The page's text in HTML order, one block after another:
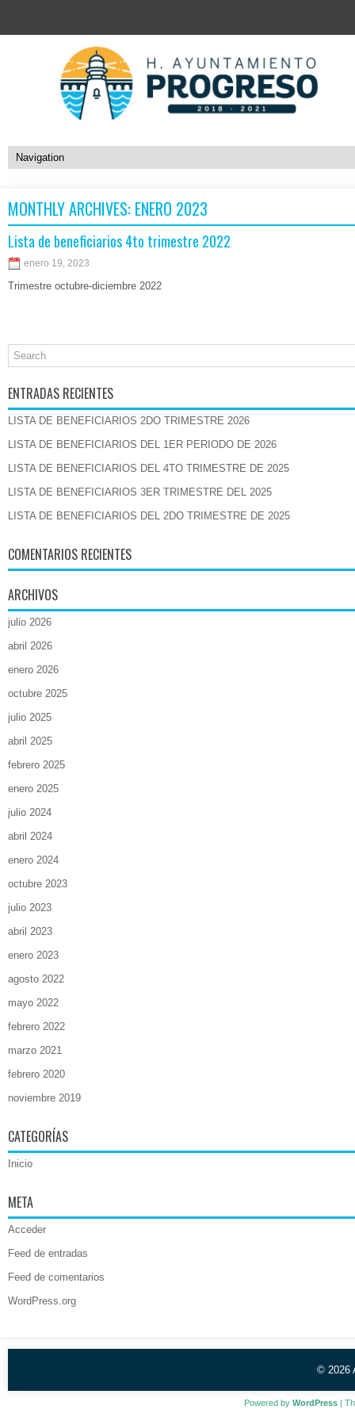
MONTHLY ARCHIVES: ENERO 2023
Lista de beneficiarios 4to trimestre 2022
enero 19, 2023
Trimestre octubre-diciembre 2022
ENTRADAS RECIENTES
LISTA DE BENEFICIARIOS 2DO TRIMESTRE 2026
LISTA DE BENEFICIARIOS DEL 1ER PERIODO DE 2026
LISTA DE BENEFICIARIOS DEL 4TO TRIMESTRE DE 2025
LISTA DE BENEFICIARIOS 3ER TRIMESTRE DEL 2025
LISTA DE BENEFICIARIOS DEL 2DO TRIMESTRE DE 2025
COMENTARIOS RECIENTES
ARCHIVOS
julio 2026
abril 2026
enero 2026
octubre 2025
julio 2025
abril 2025
febrero 2025
enero 2025
julio 2024
abril 2024
enero 2024
octubre 2023
julio 2023
abril 2023
enero 2023
agosto 2022
mayo 2022
febrero 2022
marzo 2021
febrero 2020
noviembre 2019
CATEGORÍAS
Inicio
META
Acceder
Feed de entradas
Feed de comentarios
WordPress.org
© 2026
Powered by WordPress|